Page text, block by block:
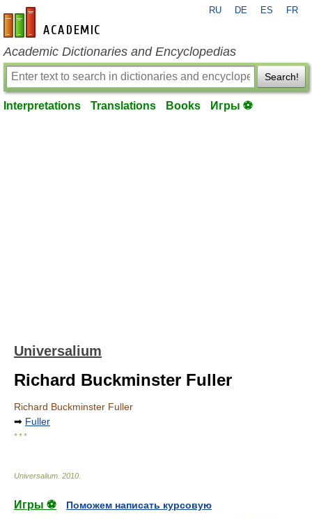
en-academic.com
RU DE ES FR
Academic Dictionaries and Encyclopedias
Search!
Interpretations Translations Books Игры ⚽
Universalium
Richard Buckminster Fuller
Richard Buckminster Fuller
➡ Fuller
* * *
Universalium 2010
Игры ⚽
Поможем написать курсовую